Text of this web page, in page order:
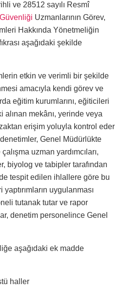
ve 28512 sayılı Resmî
Güvenliği Uzmanlarının Görev,
Hakkında Yönetmeliğin
aşağıdaki şekilde
etkin ve verimli bir şekilde
amacıyla kendi görev ve
eğitim kurumlarını, eğiticileri
mekânı, yerinde veya
erişim yoluyla kontrol eder
Genel Müdürlükte
uzman yardımcıları,
biyolog ve tabipler tarafından
tespit edilen ihlallere göre bu
uygulanması
tutanak tutar ve rapor
denetim personelince Genel
aşağıdaki ek madde
haller